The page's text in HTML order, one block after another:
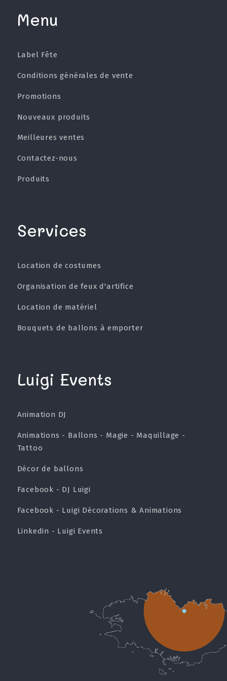
Menu
Label Fête
Conditions générales de vente
Promotions
Nouveaux produits
Meilleures ventes
Contactez-nous
Produits
Services
Location de costumes
Organisation de feux d'artifice
Location de matériel
Bouquets de ballons à emporter
Luigi Events
Animation DJ
Animations - Ballons - Magie - Maquillage -
Tattoo
Décor de ballons
Facebook - DJ Luigi
Facebook - Luigi Décorations & Animations
Linkedin - Luigi Events